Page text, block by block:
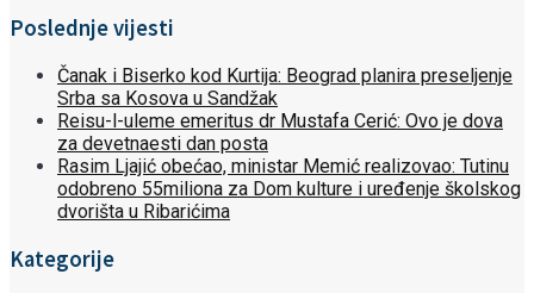
Poslednje vijesti
Čanak i Biserko kod Kurtija: Beograd planira preseljenje
Srba sa Kosova u Sandžak
Reisu-l-uleme emeritus dr Mustafa Cerić: Ovo je dova
za devetnaesti dan posta
Rasim Ljajić obećao, ministar Memić realizovao: Tutinu
odobreno 55miliona za Dom kulture i uređenje školskog
dvorišta u Ribarićima
Kategorije